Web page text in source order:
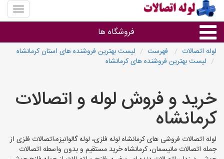
منوی
سایت
فروشگاه ها
لوله و اتصالات
سایر گروه ها
فروشگاه های لوله و اتصالات
لوله اتصالات فهرست
لیست بهترین فروشنده های استان کرمانشاه
لیست بهترین فروشنده های کرمانشاه
خرید و فروش لوله و اتصالات
کرمانشاه
لوله اتصالات فروشی های کرمانشاه لوله فلزی، لوله گالوانیزه،اتصالات فلزی از
جمله اتصالات مانیسمان، کرمانشاه خرید مستقیم و بدون واسطه اتصالات